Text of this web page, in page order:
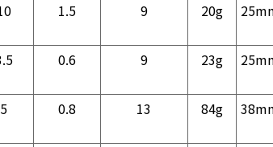
1.5 9 20g
0.6 9 23g
0.8 13 84g